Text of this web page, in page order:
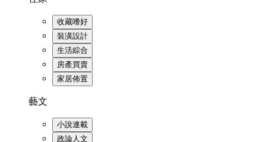
收藏嗜好
裝潢設計
生活綜合
房產買賣
家居佈置
藝文
小說連載
政論人文